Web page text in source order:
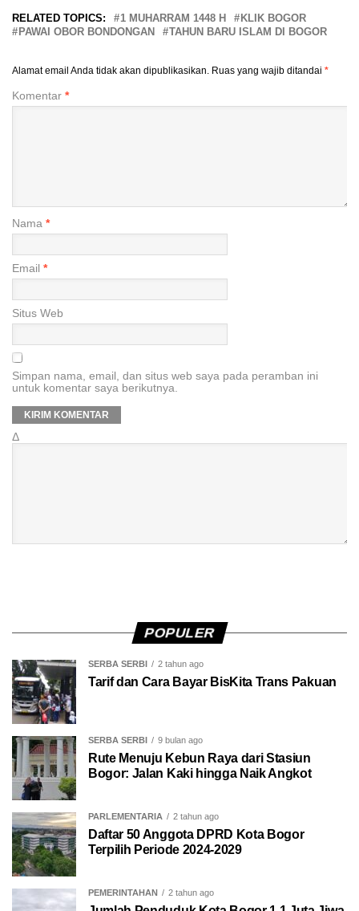
RELATED TOPICS: 1 MUHARRAM 1448 H
KLIK BOGOR
PAWAI OBOR BONDONGAN
TAHUN BARU ISLAM DI BOGOR
Alamat email Anda tidak akan dipublikasikan. Ruas yang wajib ditandai *
Komentar *
Nama *
Email *
Situs Web
Simpan nama, email, dan situs web saya pada peramban ini
untuk komentar saya berikutnya.
Δ
POPULER
SERBA SERBI 2 tahun ago
Tarif dan Cara Bayar BisKita Trans Pakuan
SERBA SERBI 9 bulan ago
Rute Menuju Kebun Raya dari Stasiun
Bogor: Jalan Kaki hingga Naik Angkot
PARLEMENTARIA 2 tahun ago
Daftar 50 Anggota DPRD Kota Bogor
Terpilih Periode 2024-2029
PEMERINTAHAN 2 tahun ago